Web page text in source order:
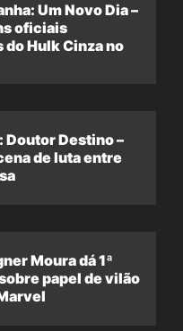
Um Novo Dia –
oficiais
do Hulk Cinza no
Destino –
de luta entre
Moura dá 1ª
papel de vilão